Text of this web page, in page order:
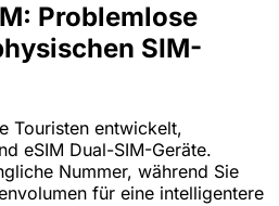
Problemlose
SIM-
Touristen entwickelt,
eSIM Dual-SIM-Geräte.
Nummer, während Sie
für eine intelligentere